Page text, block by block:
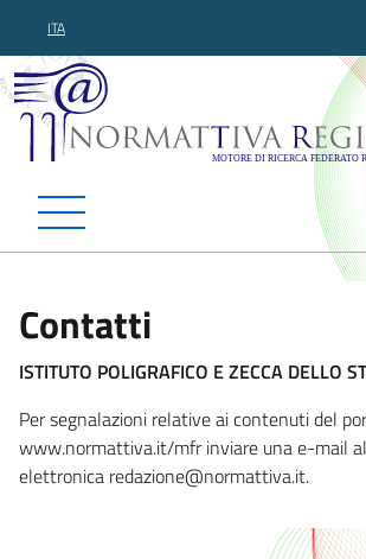
ITA
Normattiva
Contatti
ISTITUTO POLIGRAFICO E ZECCA DELLO
Per segnalazioni relative ai contenuti del
www.normattiva.it/mfr inviare una e-mail
elettronica redazione@normattiva.it.